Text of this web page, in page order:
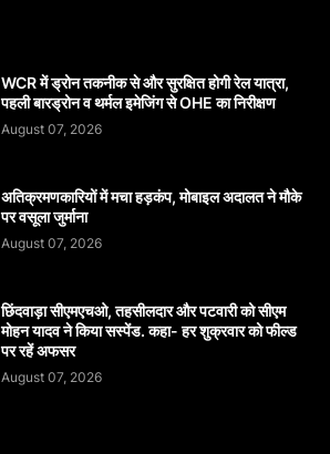
WCR में ड्रोन तकनीक से और सुरक्षित होगी रेल यात्रा,
पहली बारड्रोन व थर्मल इमेजिंग से OHE का निरीक्षण
August 07, 2026
अतिक्रमणकारियों में मचा हड़कंप, मोबाइल अदालत ने मौके
पर वसूला जुर्माना
August 07, 2026
छिंदवाड़ा सीएमएचओ, तहसीलदार और पटवारी को सीएम
मोहन यादव ने किया सस्पेंड. कहा- हर शुक्रवार को फील्ड
पर रहें अफसर
August 07, 2026